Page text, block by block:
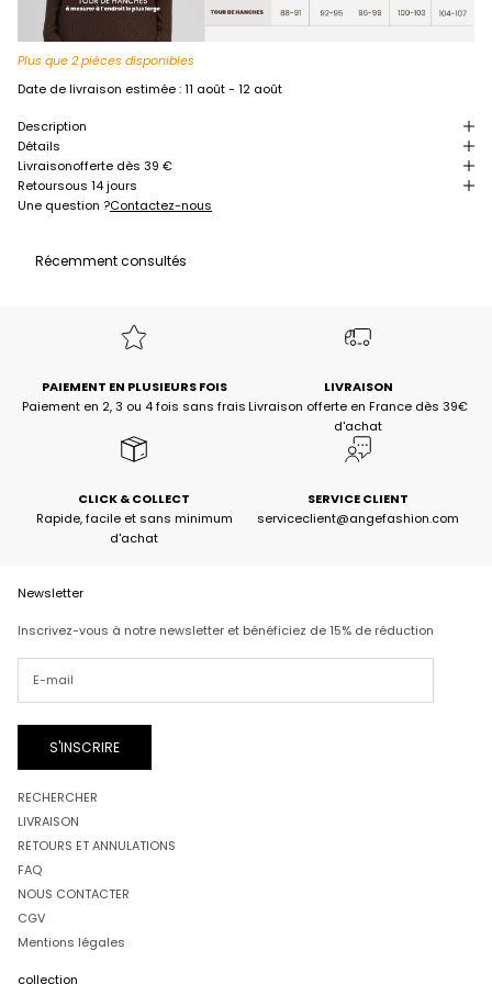
Plus que 2 pièces disponibles
Date de livraison estimée :11 août - 12 août
Description
Détails
Livraisonofferte dès 39 €
Retoursous 14 jours
Une question ?Contactez-nous
Récemment consultés
PAIEMENT EN PLUSIEURS FOIS
Paiement en 2, 3 ou 4 fois sans frais
LIVRAISON
Livraison offerte en France dès 39€
d'achat
CLICK & COLLECT
Rapide, facile et sans minimum
d'achat
SERVICE CLIENT
serviceclient@angefashion.com
Newsletter
Inscrivez-vous à notre newsletter et bénéficiez de 15% de réduction
S'INSCRIRE
RECHERCHER
LIVRAISON
RETOURS ET ANNULATIONS
FAQ
NOUS CONTACTER
CGV
Mentions légales
collection